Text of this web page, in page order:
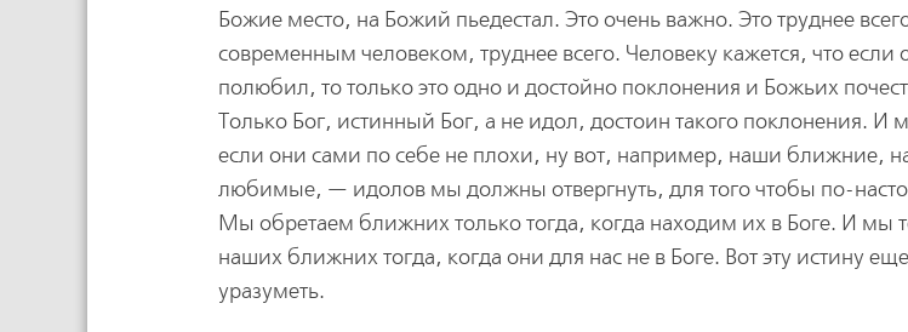
Божие место, на Божий пьедестал. Это очень важно. Это труднее
современным человеком, труднее всего. Человеку кажется, что если
полюбил, то только это одно и достойно поклонения и Божьих
Только Бог, истинный Бог, а не идол, достоин такого поклонения.
если они сами по себе не плохи, ну вот, например, наши ближние,
любимые, — идолов мы должны отвергнуть, для того чтобы по-
Мы обретаем ближних только тогда, когда находим их в Боге. И
наших ближних тогда, когда они для нас не в Боге. Вот эту истину
уразуметь.